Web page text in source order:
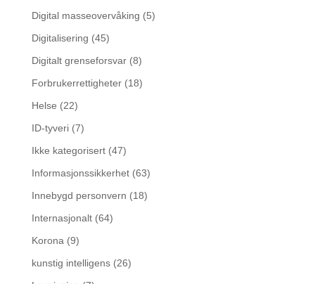
Digital masseovervåking (5)
Digitalisering (45)
Digitalt grenseforsvar(8)
Forbrukerrettigheter(18)
Helse (22)
ID-tyveri(7)
Ikke kategorisert(47)
Informasjonssikkerhet(63)
Innebygd personvern (18)
Internasjonalt(64)
Korona (9)
kunstig intelligens(26)